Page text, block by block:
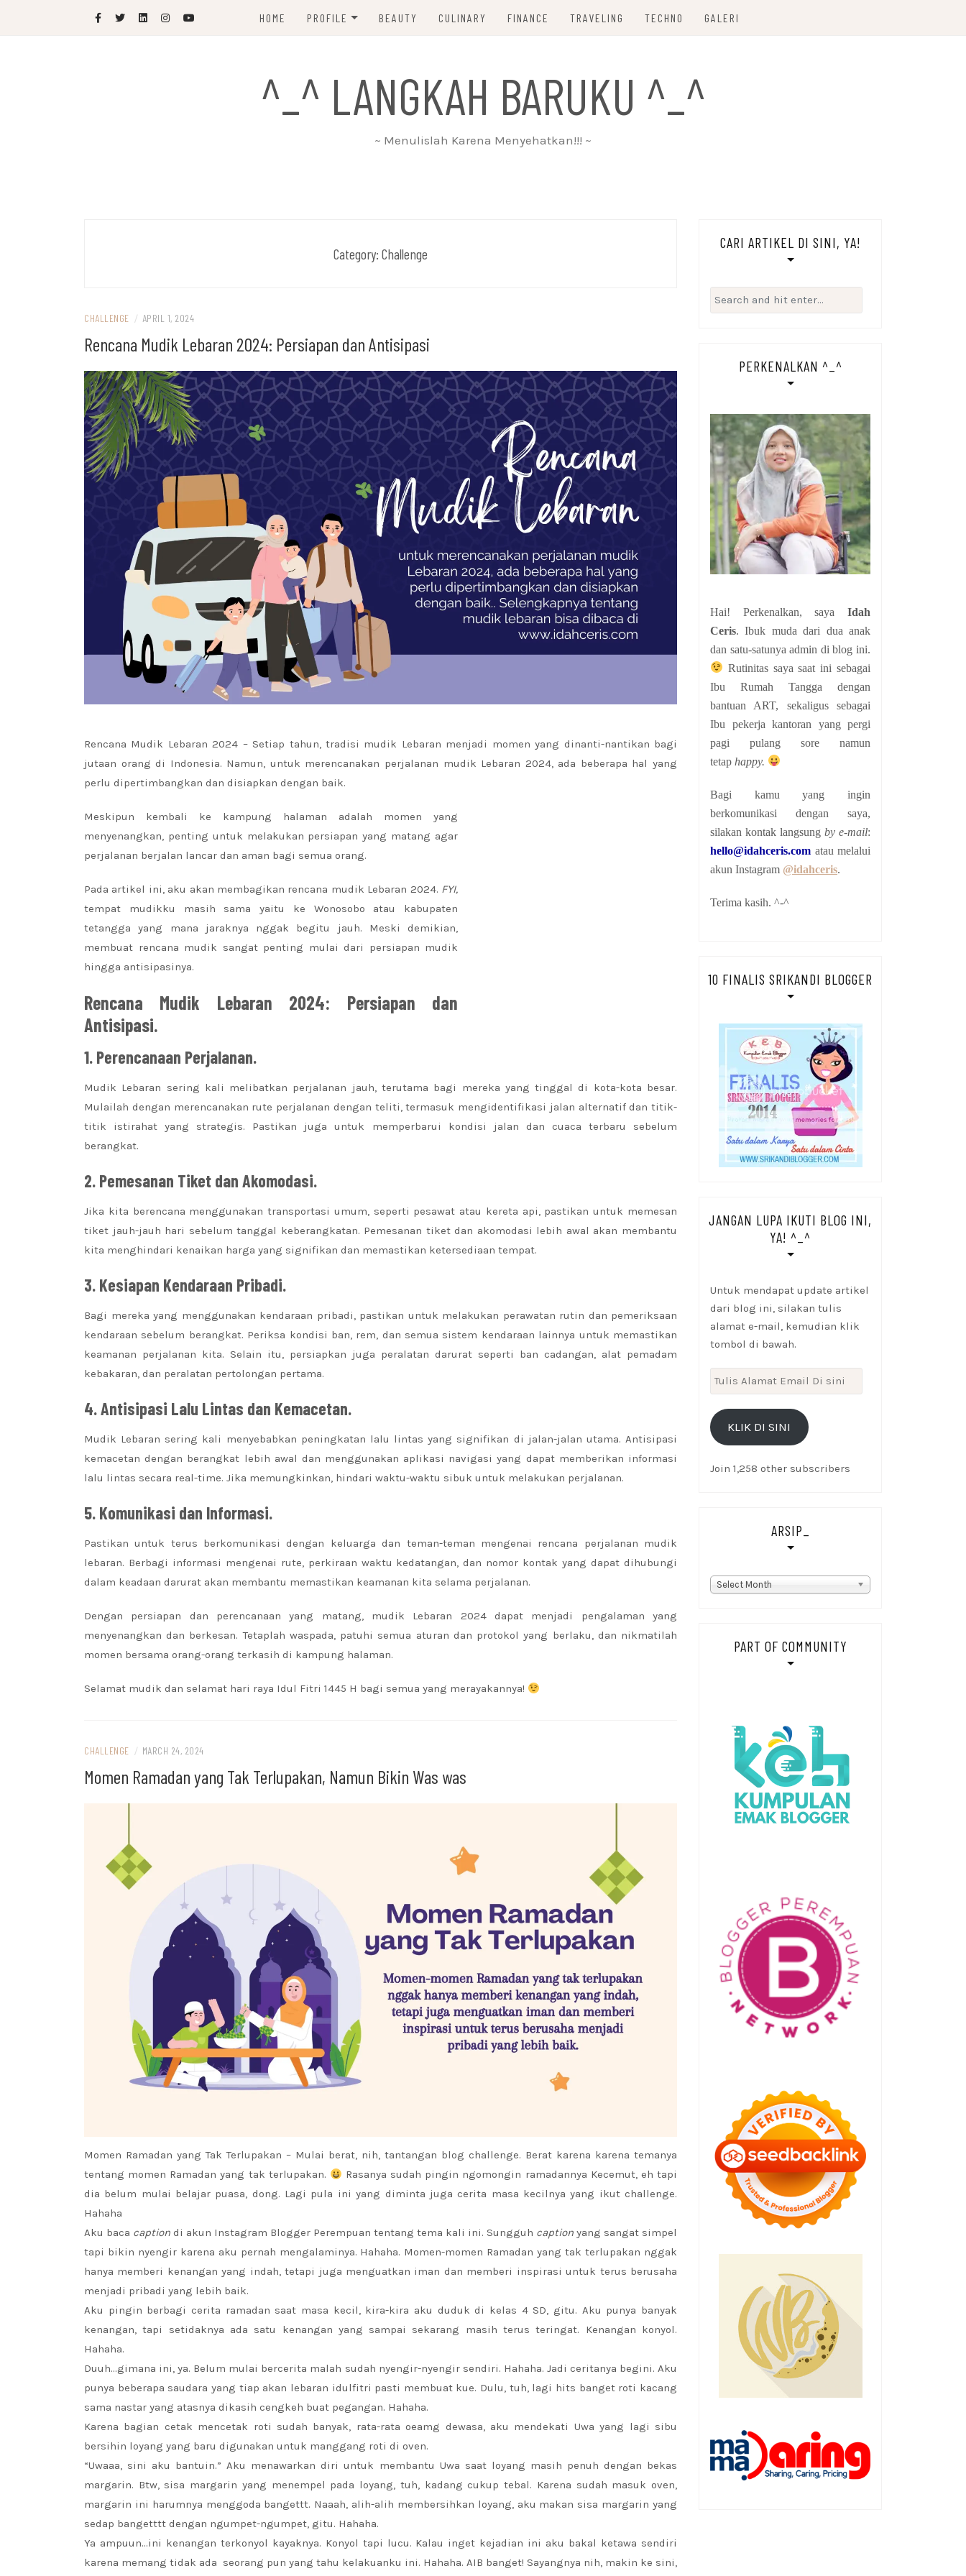
HOME PROFILE
DISCLAIMER
PRIVACY POLICY
BEAUTY CULINARY FINANCE TRAVELING TECHNO GALERI
^_^ LANGKAH BARUKU ^_^
~ Menulislah Karena Menyehatkan!!! ~
Category: Challenge
CHALLENGE / APRIL 1, 2024
Rencana Mudik Lebaran 2024: Persiapan dan Antisipasi
Rencana Mudik Lebaran 2024 – Setiap tahun, tradisi mudik Lebaran menjadi momen yang dinanti-nantikan bagi
jutaan orang di Indonesia. Namun, untuk merencanakan perjalanan mudik Lebaran 2024, ada beberapa hal yang
perlu dipertimbangkan dan disiapkan dengan baik.
Meskipun kembali ke kampung halaman adalah momen yang
menyenangkan, penting untuk melakukan persiapan yang matang agar
perjalanan berjalan lancar dan aman bagi semua orang.
Pada artikel ini, aku akan membagikan rencana mudik Lebaran 2024. FYI,
tempat mudikku masih sama yaitu ke Wonosobo atau kabupaten
tetangga yang mana jaraknya nggak begitu jauh. Meski demikian,
membuat rencana mudik sangat penting mulai dari persiapan mudik
hingga antisipasinya.
Rencana Mudik Lebaran 2024: Persiapan dan
Antisipasi.
1. Perencanaan Perjalanan.
Mudik Lebaran sering kali melibatkan perjalanan jauh, terutama bagi mereka yang tinggal di kota-kota besar.
Mulailah dengan merencanakan rute perjalanan dengan teliti, termasuk mengidentifikasi jalan alternatif dan titik-
titik istirahat yang strategis. Pastikan juga untuk memperbarui kondisi jalan dan cuaca terbaru sebelum
berangkat.
2. Pemesanan Tiket dan Akomodasi.
Jika kita berencana menggunakan transportasi umum, seperti pesawat atau kereta api, pastikan untuk memesan
tiket jauh-jauh hari sebelum tanggal keberangkatan. Pemesanan tiket dan akomodasi lebih awal akan membantu
kita menghindari kenaikan harga yang signifikan dan memastikan ketersediaan tempat.
3. Kesiapan Kendaraan Pribadi.
Bagi mereka yang menggunakan kendaraan pribadi, pastikan untuk melakukan perawatan rutin dan pemeriksaan
kendaraan sebelum berangkat. Periksa kondisi ban, rem, dan semua sistem kendaraan lainnya untuk memastikan
keamanan perjalanan kita. Selain itu, persiapkan juga peralatan darurat seperti ban cadangan, alat pemadam
kebakaran, dan peralatan pertolongan pertama.
4. Antisipasi Lalu Lintas dan Kemacetan.
Mudik Lebaran sering kali menyebabkan peningkatan lalu lintas yang signifikan di jalan-jalan utama. Antisipasi
kemacetan dengan berangkat lebih awal dan menggunakan aplikasi navigasi yang dapat memberikan informasi
lalu lintas secara real-time. Jika memungkinkan, hindari waktu-waktu sibuk untuk melakukan perjalanan.
5. Komunikasi dan Informasi.
Pastikan untuk terus berkomunikasi dengan keluarga dan teman-teman mengenai rencana perjalanan mudik
lebaran. Berbagi informasi mengenai rute, perkiraan waktu kedatangan, dan nomor kontak yang dapat dihubungi
dalam keadaan darurat akan membantu memastikan keamanan kita selama perjalanan.
Dengan persiapan dan perencanaan yang matang, mudik Lebaran 2024 dapat menjadi pengalaman yang
menyenangkan dan berkesan. Tetaplah waspada, patuhi semua aturan dan protokol yang berlaku, dan nikmatilah
momen bersama orang-orang terkasih di kampung halaman.
Selamat mudik dan selamat hari raya Idul Fitri 1445 H bagi semua yang merayakannya!
CHALLENGE / MARCH 24, 2024
Momen Ramadan yang Tak Terlupakan, Namun Bikin Was was
Momen Ramadan yang Tak Terlupakan – Mulai berat, nih, tantangan blog challenge. Berat karena karena temanya
tentang momen Ramadan yang tak terlupakan.
Rasanya sudah pingin ngomongin ramadannya Kecemut, eh tapi
dia belum mulai belajar puasa, dong. Lagi pula ini yang diminta juga cerita masa kecilnya yang ikut challenge.
Hahaha
Aku baca caption di akun Instagram Blogger Perempuan tentang tema kali ini. Sungguh caption yang sangat simpel
tapi bikin nyengir karena aku pernah mengalaminya. Hahaha. Momen-momen Ramadan yang tak terlupakan nggak
hanya memberi kenangan yang indah, tetapi juga menguatkan iman dan memberi inspirasi untuk terus berusaha
menjadi pribadi yang lebih baik.
Aku pingin berbagi cerita ramadan saat masa kecil, kira-kira aku duduk di kelas 4 SD, gitu. Aku punya banyak
kenangan, tapi setidaknya ada satu kenangan yang sampai sekarang masih terus teringat. Kenangan konyol.
Hahaha.
Duuh…gimana ini, ya. Belum mulai bercerita malah sudah nyengir-nyengir sendiri. Hahaha. Jadi ceritanya begini. Aku
punya beberapa saudara yang tiap akan lebaran idulfitri pasti membuat kue. Dulu, tuh, lagi hits banget roti kacang
sama nastar yang atasnya dikasih cengkeh buat pegangan. Hahaha.
Karena bagian cetak mencetak roti sudah banyak, rata-rata oeamg dewasa, aku mendekati Uwa yang lagi sibu
bersihin loyang yang baru digunakan untuk manggang roti di oven.
“Uwaaa, sini aku bantuin.” Aku menawarkan diri untuk membantu Uwa saat loyang masih penuh dengan bekas
margarin. Btw, sisa margarin yang menempel pada loyang, tuh, kadang cukup tebal. Karena sudah masuk oven,
margarin ini harumnya menggoda bangettt. Naaah, alih-alih membersihkan loyang, aku makan sisa margarin yang
sedap bangetttt dengan ngumpet-ngumpet, gitu. Hahaha.
Ya ampuun…ini kenangan terkonyol kayaknya. Konyol tapi lucu. Kalau inget kejadian ini aku bakal ketawa sendiri
karena memang tidak ada seorang pun yang tahu kelakuanku ini. Hahaha. AIB banget! Sayangnya nih, makin ke sini,
CARI ARTIKEL DI SINI, YA!
Search
for:
PERKENALKAN ^_^
Hai! Perkenalkan, saya Idah
Ceris. Ibuk muda dari dua anak
dan satu-satunya admin di blog ini.
Rutinitas saya saat ini sebagai
Ibu Rumah Tangga dengan
bantuan ART, sekaligus sebagai
Ibu pekerja kantoran yang pergi
pagi pulang sore namun
tetap happy.
Bagi kamu yang ingin
berkomunikasi dengan saya,
silakan kontak langsung by e-mail:
hello@idahceris.com atau melalui
akun Instagram @idahceris.
Terima kasih. ^-^
10 FINALIS SRIKANDI BLOGGER
JANGAN LUPA IKUTI BLOG INI,
YA! ^_^
Untuk mendapat update artikel
dari blog ini, silakan tulis
alamat e-mail, kemudian klik
tombol di bawah.
Tulis
Alamat
Email
KLIK DI SINI
Join 1,258 other subscribers
ARSIP_
Arsip_
Select Month
PART OF COMMUNITY